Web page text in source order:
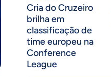
Cria do Cruzeiro
brilha em
classificação de
time europeu na
Conference
League